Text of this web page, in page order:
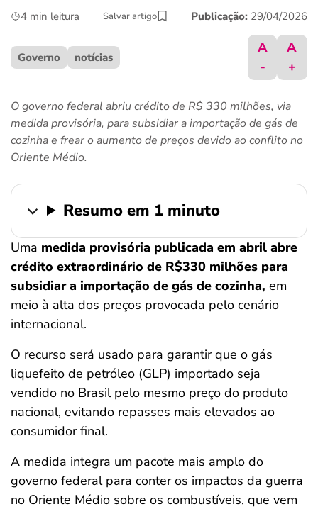
4 min leitura Salvar artigo Publicação: 29/04/2026
Governo notícias
A
-
A
+
O governo federal abriu crédito de R$ 330 milhões, via
medida provisória, para subsidiar a importação de gás de
cozinha e frear o aumento de preços devido ao conflito no
Oriente Médio.
Resumo em 1 minuto
Uma medida provisória publicada em abril abre
crédito extraordinário de R$330 milhões para
subsidiar a importação de gás de cozinha, em
meio à alta dos preços provocada pelo cenário
internacional.
O recurso será usado para garantir que o gás
liquefeito de petróleo (GLP) importado seja
vendido no Brasil pelo mesmo preço do produto
nacional, evitando repasses mais elevados ao
consumidor final.
A medida integra um pacote mais amplo do
governo federal para conter os impactos da guerra
no Oriente Médio sobre os combustíveis, que vem